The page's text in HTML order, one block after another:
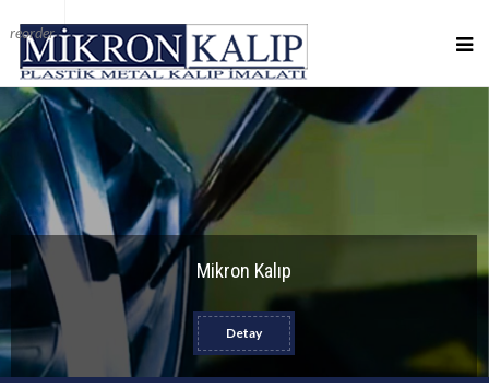
reorder
Mikron Kalıp
Detay